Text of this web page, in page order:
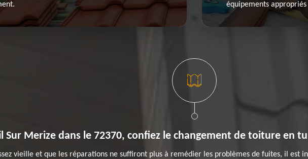
équipements
Sur Merize dans le 72370, confiez le changement de toiture en
vieille et que les réparations ne suffiront plus à remédier les problèmes de fuites, il est